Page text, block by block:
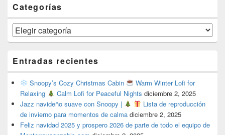
Categorías
Categorías
Entradas recientes
Snoopy’s Cozy Christmas Cabin
Warm Winter Lofi for
Relaxing
Calm Lofi for Peaceful Nights diciembre 2, 2025
Jazz navideño suave con Snoopy |
Lista de reproducción
de invierno para momentos de calma diciembre 2, 2025
Feliz navidad 2025 y prospero 2026 de parte de todo el equipo de